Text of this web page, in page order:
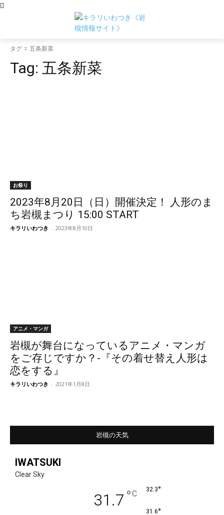
タグ 五条新菜
Tag: 五条新菜
お祭り
2023年8月20日（日）開催決定！ 人形のま
ち岩槻まつり 15:00 START
キラリいわつき - 2023年8月10日
アニメ・マンガ
岩槻が舞台になっているアニメ・マンガ
をご存じですか？-『その着せ替え人形は
恋をする』
キラリいわつき - 2021年1月8日
岩槻の天気
IWATSUKI
Clear Sky
31.7 °C 32.3°
31.6°